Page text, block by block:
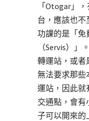
「Otogar」
台，應該也
功課的是「免
（Servis）
轉運站，或者
無法要求那些
運站，因此就
交通點，會
子可以開來的